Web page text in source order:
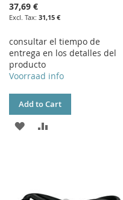
37,69 €
31,15 €
consultar el tiempo de
entrega en los detalles del
producto
Voorraad info
Add to Cart
ADD